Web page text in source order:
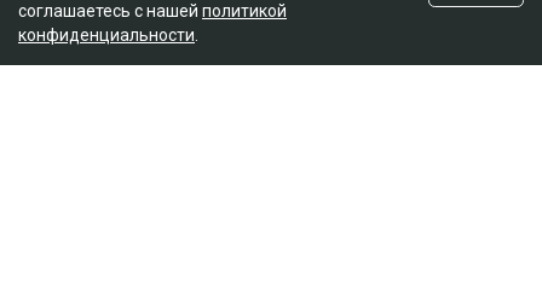
соглашаетесь с нашей политикой
конфиденциальности